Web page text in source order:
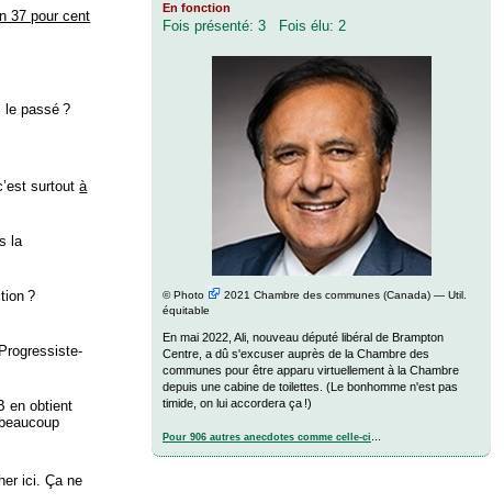
37 pour cent
le passé ?
surtoutà
la
?
en obtient
ici. Ça ne
En fonction
Fois présenté: 3 Fois élu: 2
©Photo
2021 Chambre des communes (Canada) — Util.
équitable
En mai 2022, Ali, nouveau député libéral de Brampton
Centre, a dû s'excuser auprès de la Chambre des
communes pour être apparu virtuellement à la Chambre
depuis une cabine de toilettes. (Le bonhomme n'est pas
timide, on lui accordera ça !)
Pour 906 autres anecdotes comme celle-ci